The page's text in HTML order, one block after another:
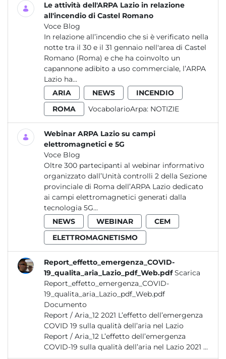
Le attività dell'ARPA Lazio in relazione
all'incendio di Castel Romano
Voce Blog
In relazione all’incendio che si è verificato nella
notte tra il 30 e il 31 gennaio nell'area di Castel
Romano (Roma) e che ha coinvolto un
capannone adibito a uso commerciale, l’ARPA
Lazio ha...
ARIA
NEWS
INCENDIO
ROMA
VocabolarioArpa: NOTIZIE
Webinar ARPA Lazio su campi
elettromagnetici e 5G
Voce Blog
Oltre 300 partecipanti al webinar informativo
organizzato dall’Unità controlli 2 della Sezione
provinciale di Roma dell’ARPA Lazio dedicato
ai campi elettromagnetici generati dalla
tecnologia 5G...
NEWS
WEBINAR
CEM
ELETTROMAGNETISMO
Report_effetto_emergenza_COVID-
19_qualita_aria_Lazio_pdf_Web.pdf Scarica
Report_effetto_emergenza_COVID-
19_qualita_aria_Lazio_pdf_Web.pdf
Documento
Report / Aria_12 2021 L’effetto dell’emergenza
COVID 19 sulla qualità dell’aria nel Lazio
Report / Aria_12 L’effetto dell’emergenza
COVID-19 sulla qualità dell’aria nel Lazio 2021 ...